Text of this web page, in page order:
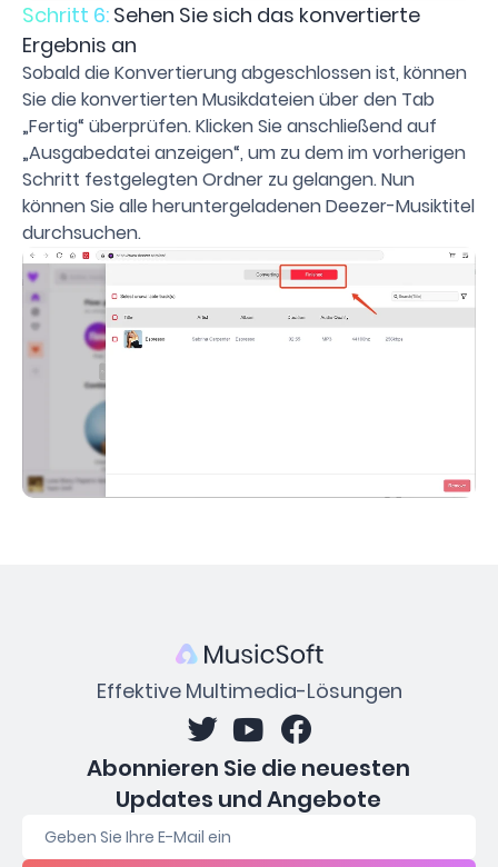
Schritt 6: Sehen Sie sich das konvertierte
Ergebnis an
Sobald die Konvertierung abgeschlossen ist, können
Sie die konvertierten Musikdateien über den Tab
„Fertig“ überprüfen. Klicken Sie anschließend auf
„Ausgabedatei anzeigen“, um zu dem im vorherigen
Schritt festgelegten Ordner zu gelangen. Nun
können Sie alle heruntergeladenen Deezer-Musiktitel
durchsuchen.
Effektive Multimedia-Lösungen
Abonnieren Sie die neuesten
Updates und Angebote